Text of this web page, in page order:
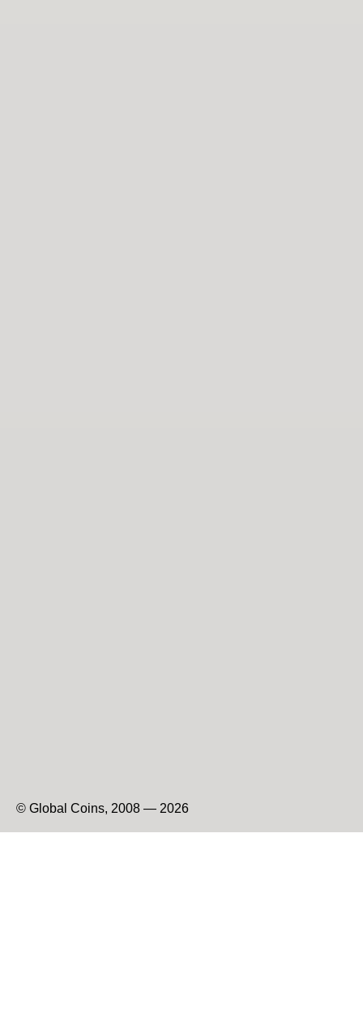
© Global Coins, 2008 — 2026